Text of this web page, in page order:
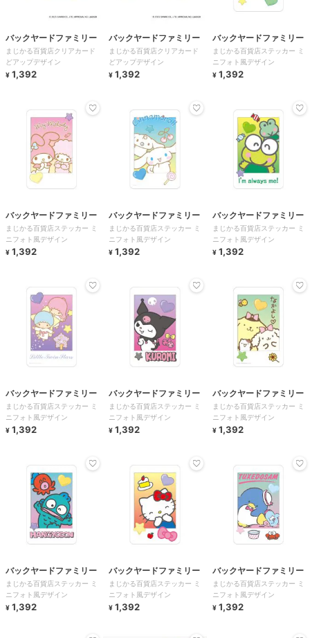
バックヤードファミリー
まじかる百貨店クリアカード
どアップデザイン
¥ 1,392
バックヤードファミリー
まじかる百貨店クリアカード
どアップデザイン
¥ 1,392
バックヤードファミリー
まじかる百貨店ステッカー ミ
ニフォト風デザイン
¥ 1,392
バックヤードファミリー
まじかる百貨店ステッカー ミ
ニフォト風デザイン
¥ 1,392
バックヤードファミリー
まじかる百貨店ステッカー ミ
ニフォト風デザイン
¥ 1,392
バックヤードファミリー
まじかる百貨店ステッカー ミ
ニフォト風デザイン
¥ 1,392
バックヤードファミリー
まじかる百貨店ステッカー ミ
ニフォト風デザイン
¥ 1,392
バックヤードファミリー
まじかる百貨店ステッカー ミ
ニフォト風デザイン
¥ 1,392
バックヤードファミリー
まじかる百貨店ステッカー ミ
ニフォト風デザイン
¥ 1,392
バックヤードファミリー
まじかる百貨店ステッカー ミ
ニフォト風デザイン
¥ 1,392
バックヤードファミリー
まじかる百貨店ステッカー ミ
ニフォト風デザイン
¥ 1,392
バックヤードファミリー
まじかる百貨店ステッカー ミ
ニフォト風デザイン
¥ 1,392